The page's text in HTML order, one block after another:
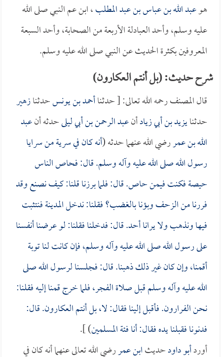
هوعبد الله بن عباس بن عبد المطلب، ابن عم النبي صلى الله
عليه وسلم، وأحد العبادلة الأربعة من الصحابة، وأحد السبعة
المعروفين بكثرة الحديث عن النبي صلى الله عليه وسلم.
شرح حديث: (بل أنتم العكارون)
قال المصنف رحمه الله تعالى: [ حدثناأحمد بن يونسحدثنازهير
حدثنايزيد بن أبي زيادأنعبد الرحمن بن أبي ليلىحدثه أنعبد
الله بن عمررضي الله عنهما حدثه (أنه كان في سرية من سرايا
رسول الله صلى الله عليه وآله وسلم. قال: فحاص الناس
حيصة فكنت فيمن حاص. قال: فلما برزنا قلنا: كيف نصنع وقد
فررنا من الزحف وبؤنا بالغضب؟ فقلنا: ندخل المدينة فنتثبت
فيها ونذهب ولا يرانا أحد. قال: فدخلنا فقلنا: لو عرضنا أنفسنا
على رسول الله صلى الله عليه وآله وسلم، فإن كانت لنا توبة
أقمنا، وإن كان غير ذلك ذهبنا. قال: فجلسنا لرسول الله صلى
الله عليه وآله وسلم قبل صلاة الفجر، فلما خرج قمنا إليه فقلنا:
نحن الفرارون. فأقبل إلينا فقال: لا، بل أنتم العكارون. قال:
فدنونا فقبلنا يده فقال: أنا فئة المسلمين) ].
أوردأبو داودحديثابن عمررضي الله تعالى عنهما أنه كان في